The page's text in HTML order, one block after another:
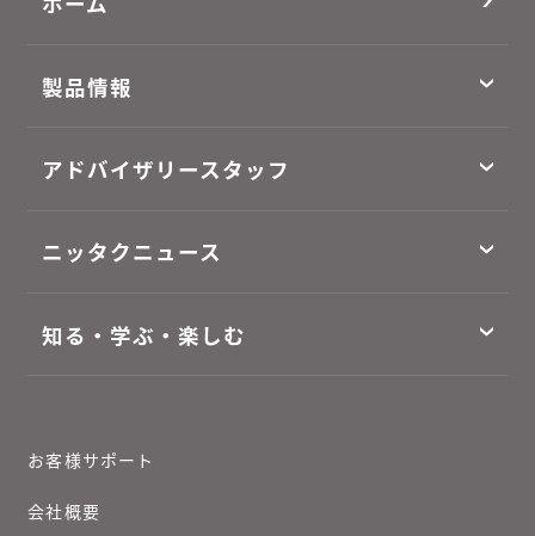
製品情報
アドバイザリースタッフ
ニッタクニュース
知る・学ぶ・楽しむ
お客様サポート
会社概要